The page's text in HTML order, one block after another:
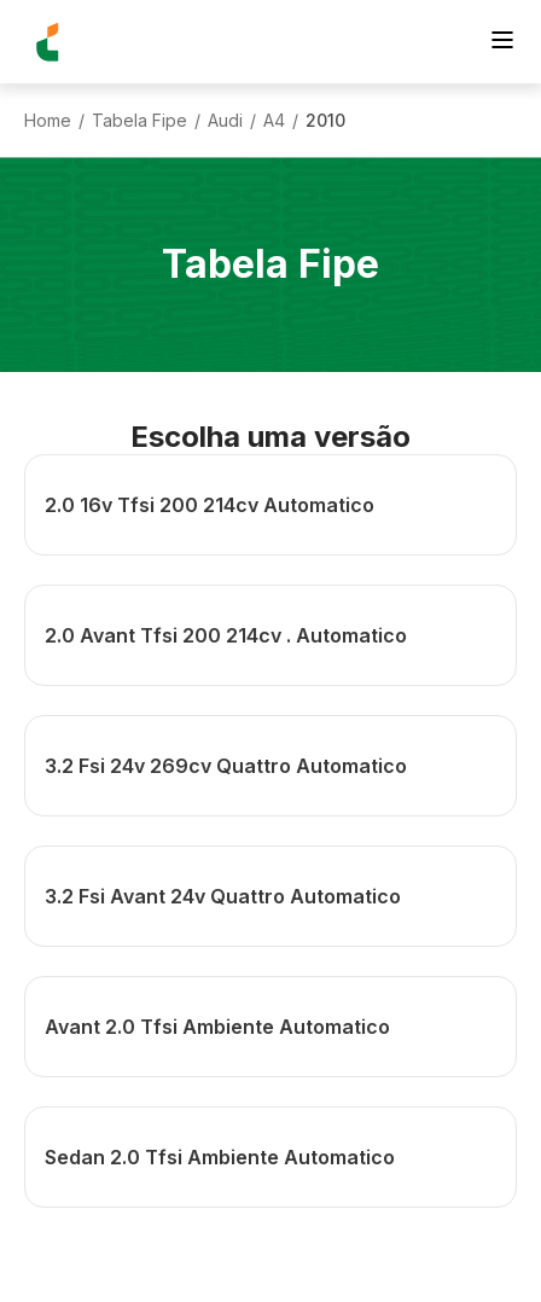
Home / Tabela Fipe / Audi / A4 / 2010
Tabela Fipe
Escolha uma versão
2.0 16v Tfsi 200 214cv Automatico
2.0 Avant Tfsi 200 214cv . Automatico
3.2 Fsi 24v 269cv Quattro Automatico
3.2 Fsi Avant 24v Quattro Automatico
Avant 2.0 Tfsi Ambiente Automatico
Sedan 2.0 Tfsi Ambiente Automatico